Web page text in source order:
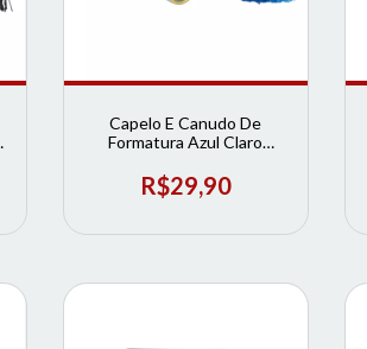
Capelo E Canudo De
Formatura Azul Claro
R$29,90